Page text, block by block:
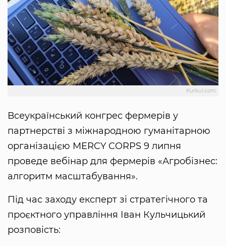
Kurkul.com
Всеукраїнський конгрес фермерів у
партнерстві з міжнародною гуманітарною
організацією MERCY CORPS 9 липня
проведе вебінар для фермерів «Агробізнес:
алгоритм масштабування».
Під час заходу експерт зі стратегічного та
проєктного управління Іван Кульчицький
розповість: